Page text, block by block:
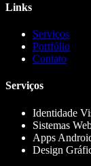
Links
Serviços
Portfólio
Contato
Serviços
Identidade
Sistemas
Apps
Design